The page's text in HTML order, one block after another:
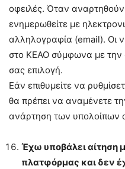
οφειλές. Όταν αναρτηθούν
ενημερωθείτε με
αλληλογραφία (email). Οι
στο ΚΕΑΟ σύμφωνα με την
σας επιλογή.
Εάν επιθυμείτε να
θα πρέπει να αναμένετε
ανάρτηση των υπολοίπων
Έχω υποβάλει αίτηση
πλατφόρμας και δεν